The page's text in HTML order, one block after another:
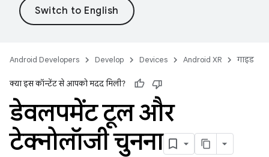
Android Developers Develop Devices Android XR गाइड
क्या इस कॉन्टेंट से आपको मदद मिली?
डेवलपमेंट टूल और
टेक्नोलॉजी चुनना